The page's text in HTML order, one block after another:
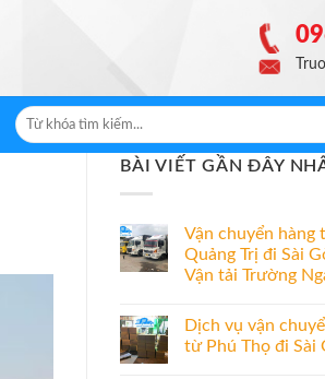
BÀI VIẾT GẦN ĐÂY
Vận chuyển hàng
Quảng Trị đi Sài
Vận tải Trường
Dịch vụ vận
từ Phú Thọ đi Sài